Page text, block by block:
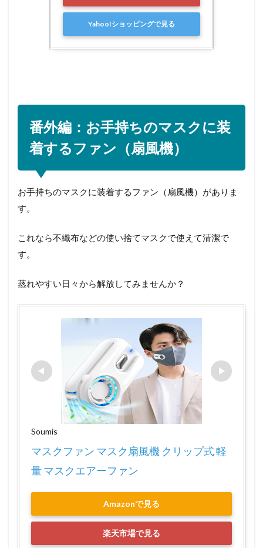
Yahoo!ショッピングで見る
番外編：お手持ちのマスクに装
着するファン（扇風機）
お手持ちのマスクに装着するファン（扇風機）がありま
す。
これなら不織布などの使い捨てマスクで使えて清潔で
す。
蒸れやすい日々から解放してみませんか？
Soumis
マスクファン マスク扇風機 クリップ式 軽
量 マスクエアーファン
Amazonで見る
楽天市場で見る